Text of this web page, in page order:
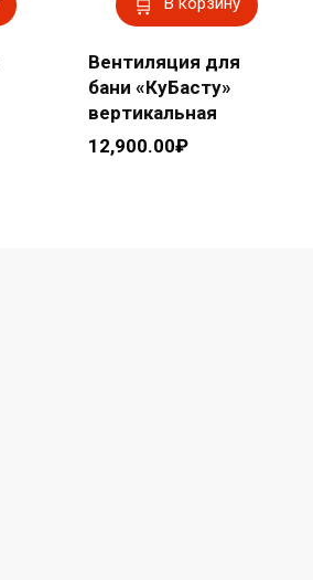
Вентиляция для
бани «КуБасту»
вертикальная
12,900.00₽